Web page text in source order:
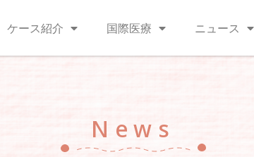
ケース紹介 国際医療 ニュース
News